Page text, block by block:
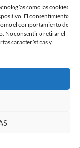
como las cookies
El consentimiento
el comportamiento de
No consentir o retirar el
características y
de nuestras redes